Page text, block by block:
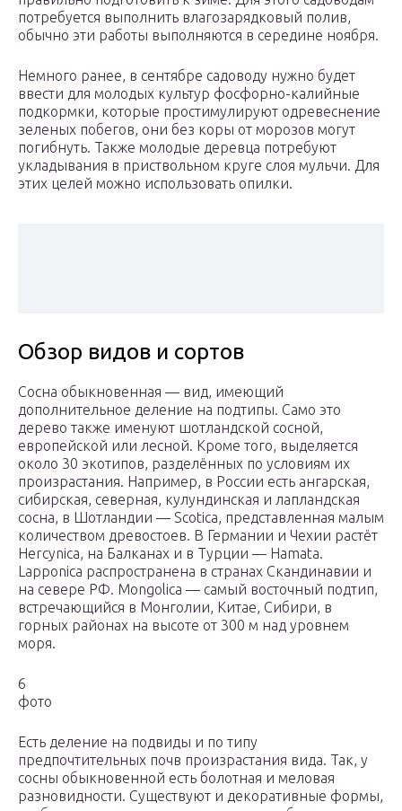
потребуется выполнить влагозарядковый полив,
обычно эти работы выполняются в середине ноября.
Немного ранее, в сентябре садоводу нужно будет
ввести для молодых культур фосфорно-калийные
подкормки, которые простимулируют одревеснение
зеленых побегов, они без коры от морозов могут
погибнуть. Также молодые деревца потребуют
укладывания в приствольном круге слоя мульчи. Для
этих целей можно использовать опилки.
Обзор видов и сортов
Сосна обыкновенная — вид, имеющий
дополнительное деление на подтипы. Само это
дерево также именуют шотландской сосной,
европейской или лесной. Кроме того, выделяется
около 30 экотипов, разделённых по условиям их
произрастания. Например, в России есть ангарская,
сибирская, северная, кулундинская и лапландская
сосна, в Шотландии — Scotica, представленная малым
количеством древостоев. В Германии и Чехии растёт
Hercynica, на Балканах и в Турции — Hamata.
Lapponica распространена в странах Скандинавии и
на севере РФ. Mongolica — самый восточный подтип,
встречающийся в Монголии, Китае, Сибири, в
горных районах на высоте от 300 м над уровнем
моря.
6
фото
Есть деление на подвиды и по типу
предпочтительных почв произрастания вида. Так, у
сосны обыкновенной есть болотная и меловая
разновидности. Существуют и декоративные формы,